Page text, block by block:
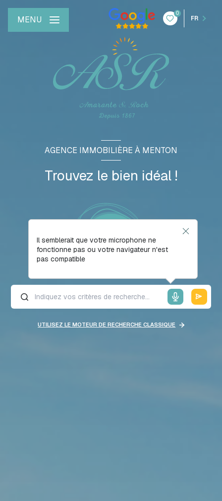
0
FR
MENU
AGENCE IMMOBILIÈRE À MENTON
Trouvez le bien idéal !
Il semblerait que votre microphone ne
fonctionne pas ou votre navigateur n'est
pas compatible
UTILISEZ LE MOTEUR DE RECHERCHE CLASSIQUE